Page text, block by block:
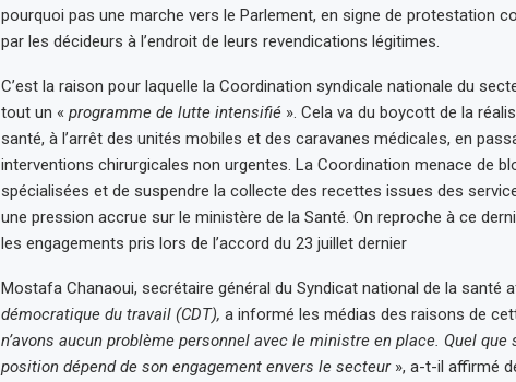
pourquoi pas une marche vers le Parlement, en signe de protestation
par les décideurs à l’endroit de leurs revendications légitimes.
C’est la raison pour laquelle la Coordination syndicale nationale du
tout un « programme de lutte intensifié». Cela va du boycott de la
santé, à l’arrêt des unités mobiles et des caravanes médicales, en
interventions chirurgicales non urgentes. La Coordination menace de
spécialisées et de suspendre la collecte des recettes issues des
une pression accrue sur le ministère de la Santé. On reproche à ce
les engagements pris lors de l’accord du 23 juillet dernier
Mostafa Chanaoui, secrétaire général du Syndicat national de la santé
démocratique du travail (CDT), a informé les médias des raisons de
n’avons aucun problème personnel avec le ministre en place. Quel
position dépend de son engagement envers le secteur», a-t-il affirmé